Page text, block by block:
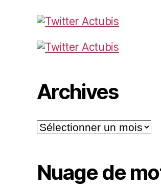
Archives
Archives
Nuage de